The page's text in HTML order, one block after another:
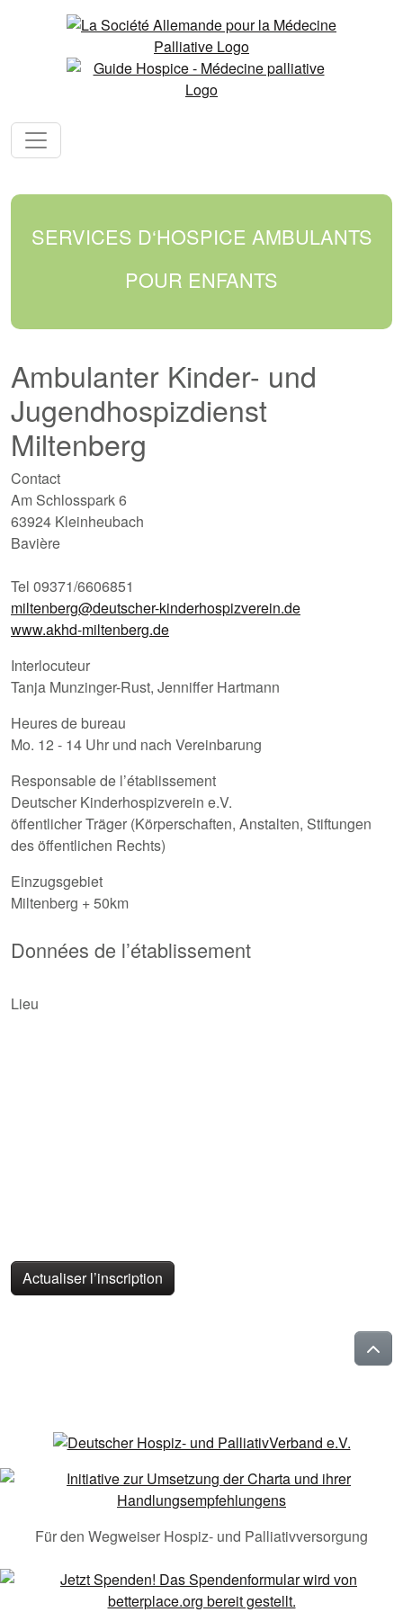
SERVICES D‘HOSPICE AMBULANTS
POUR ENFANTS
Ambulanter Kinder- und
Jugendhospizdienst
Miltenberg
Contact
Am Schlosspark 6
63924 Kleinheubach
Bavière
Tel 09371/6606851
miltenberg@deutscher-kinderhospizverein.de
www.akhd-miltenberg.de
Interlocuteur
Tanja Munzinger-Rust, Jenniffer Hartmann
Heures de bureau
Mo. 12 - 14 Uhr und nach Vereinbarung
Responsable de l’établissement
Deutscher Kinderhospizverein e.V.
öffentlicher Träger (Körperschaften, Anstalten, Stiftungen
des öffentlichen Rechts)
Einzugsgebiet
Miltenberg + 50km
Données de l’établissement
Lieu
Actualiser l’inscription
Für den Wegweiser Hospiz- und Palliativversorgung